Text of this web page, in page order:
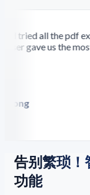
tried all the pdf
gave us the most
告别繁琐！
功能